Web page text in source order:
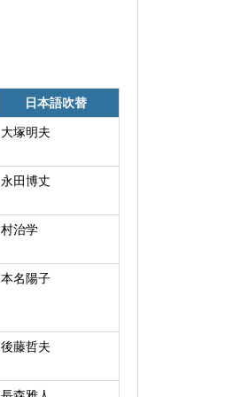
日本語吹替
大塚明夫
永田博丈
村治学
本名陽子
後藤哲夫